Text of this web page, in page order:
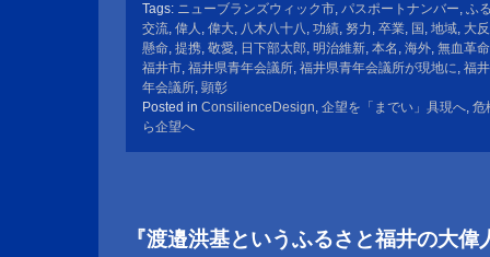
Tags: ニューブランズウィック市, パスポートナンバー, ふ
交流, 偉人 , 偉大, 八木八十八, 功績, 努力, 卒業, 国 , 地域, 大
懸命, 提携, 敬愛, 日下部太郎, 明治維新, 本名 , 海外, 無血革命
福井市, 福井県青年会議所, 福井県青年会議所が現地に, 福
年会議所, 顕彰
Posted in ConsilienceDesign, 企望を「までい」具現へ, 危
ら企望へ
『渡邉洪基というふるさと福井の大偉